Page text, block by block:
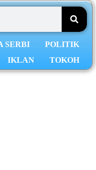
SERBI
POLITIK
IKLAN TOKOH